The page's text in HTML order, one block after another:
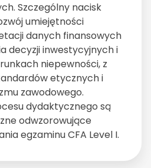
Szczególny nacisk
umiejętności
danych finansowych
decyzji inwestycyjnych i
niepewności, z
etycznych i
zawodowego.
dydaktycznego są
odwzorowujące
egzaminu CFA Level I.